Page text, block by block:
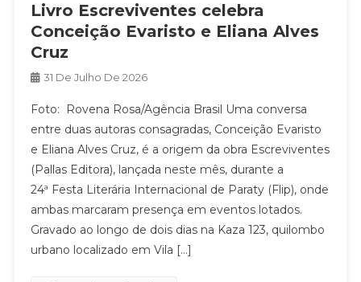
Livro Escreviventes celebra
Conceição Evaristo e Eliana Alves
Cruz
31 De Julho De 2026
Foto: Rovena Rosa/Agência Brasil Uma conversa
entre duas autoras consagradas, Conceição Evaristo
e Eliana Alves Cruz, é a origem da obra Escreviventes
(Pallas Editora), lançada neste mês, durante a
24ª Festa Literária Internacional de Paraty (Flip), onde
ambas marcaram presença em eventos lotados.
Gravado ao longo de dois dias na Kaza 123, quilombo
urbano localizado em Vila […]